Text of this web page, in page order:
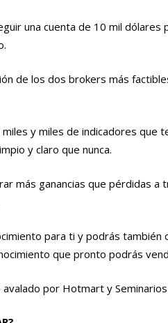
una cuenta de 10 mil dólares
de los dos brokers más
y miles de indicadores que
y claro que nunca.
más ganancias que pérdidas
para ti y podrás también
que pronto podrás
por Hotmart y Seminarios